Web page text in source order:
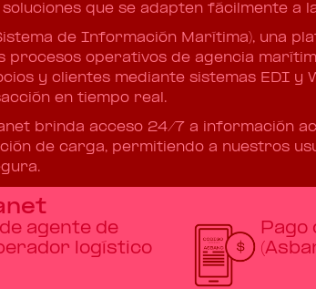
que se adapten fácilmente a
de Información Marítima), una
procesos operativos de agencia
y clientes mediante sistemas EDI y
en tiempo real.
brinda acceso 24/7 a información
de carga, permitiendo a nuestros
agente de
logístico
Pago